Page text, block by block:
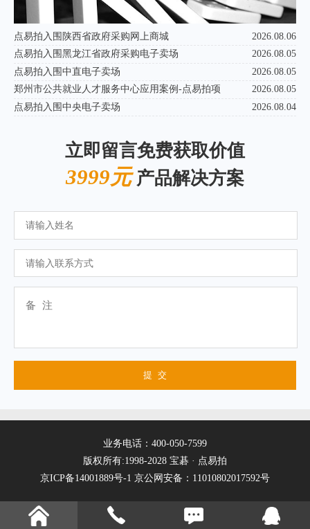
点易拍入围陕西省政府采购网上商城
2026.08.06
点易拍入围黑龙江省政府采购电子卖场
2026.08.05
点易拍入围中直电子卖场
2026.08.05
郑州市公共就业人才服务中心应用案例-点易拍项
2026.08.05
点易拍入围中央电子卖场
2026.08.04
立即留言免费获取价值
3999元产品解决方案
业务电话：400-050-7599
版权所有:1998-2028 宝碁 · 点易拍
京ICP备14001889号-1 京公网安备：11010802017592号